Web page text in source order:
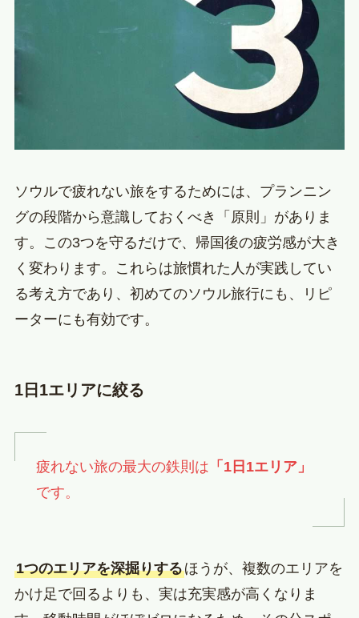
ソウルで疲れない旅をするためには、プランニン
グの段階から意識しておくべき「原則」がありま
す。この3つを守るだけで、帰国後の疲労感が大き
く変わります。これらは旅慣れた人が実践してい
る考え方であり、初めてのソウル旅行にも、リピ
ーターにも有効です。
1日1エリアに絞る
疲れない旅の最大の鉄則は 「1日1エリア」
です。
1つのエリアを深掘りするほうが、複数のエリアを
かけ足で回るよりも、実は充実感が高くなりま